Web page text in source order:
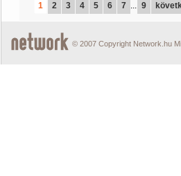
1 2 3 4 5 6 7 ... 9
© 2007 Copyright Network.hu